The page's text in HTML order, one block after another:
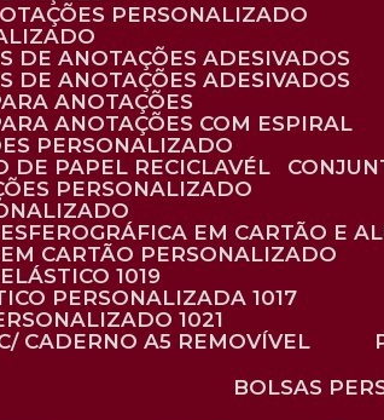
PERSONALIZADO
DE ANOTAÇÕES ADESIVADOS
DE ANOTAÇÕES ADESIVADOS
ANOTAÇÕES
ANOTAÇÕES COM ESPIRAL
PERSONALIZADO
DE PAPEL RECICLAVÉL
PERSONALIZADO
EM CARTÃO E
EM CARTÃO PERSONALIZADO
1019
PERSONALIZADA 1017
1021
CADERNO A5 REMOVÍVEL
BOLSAS